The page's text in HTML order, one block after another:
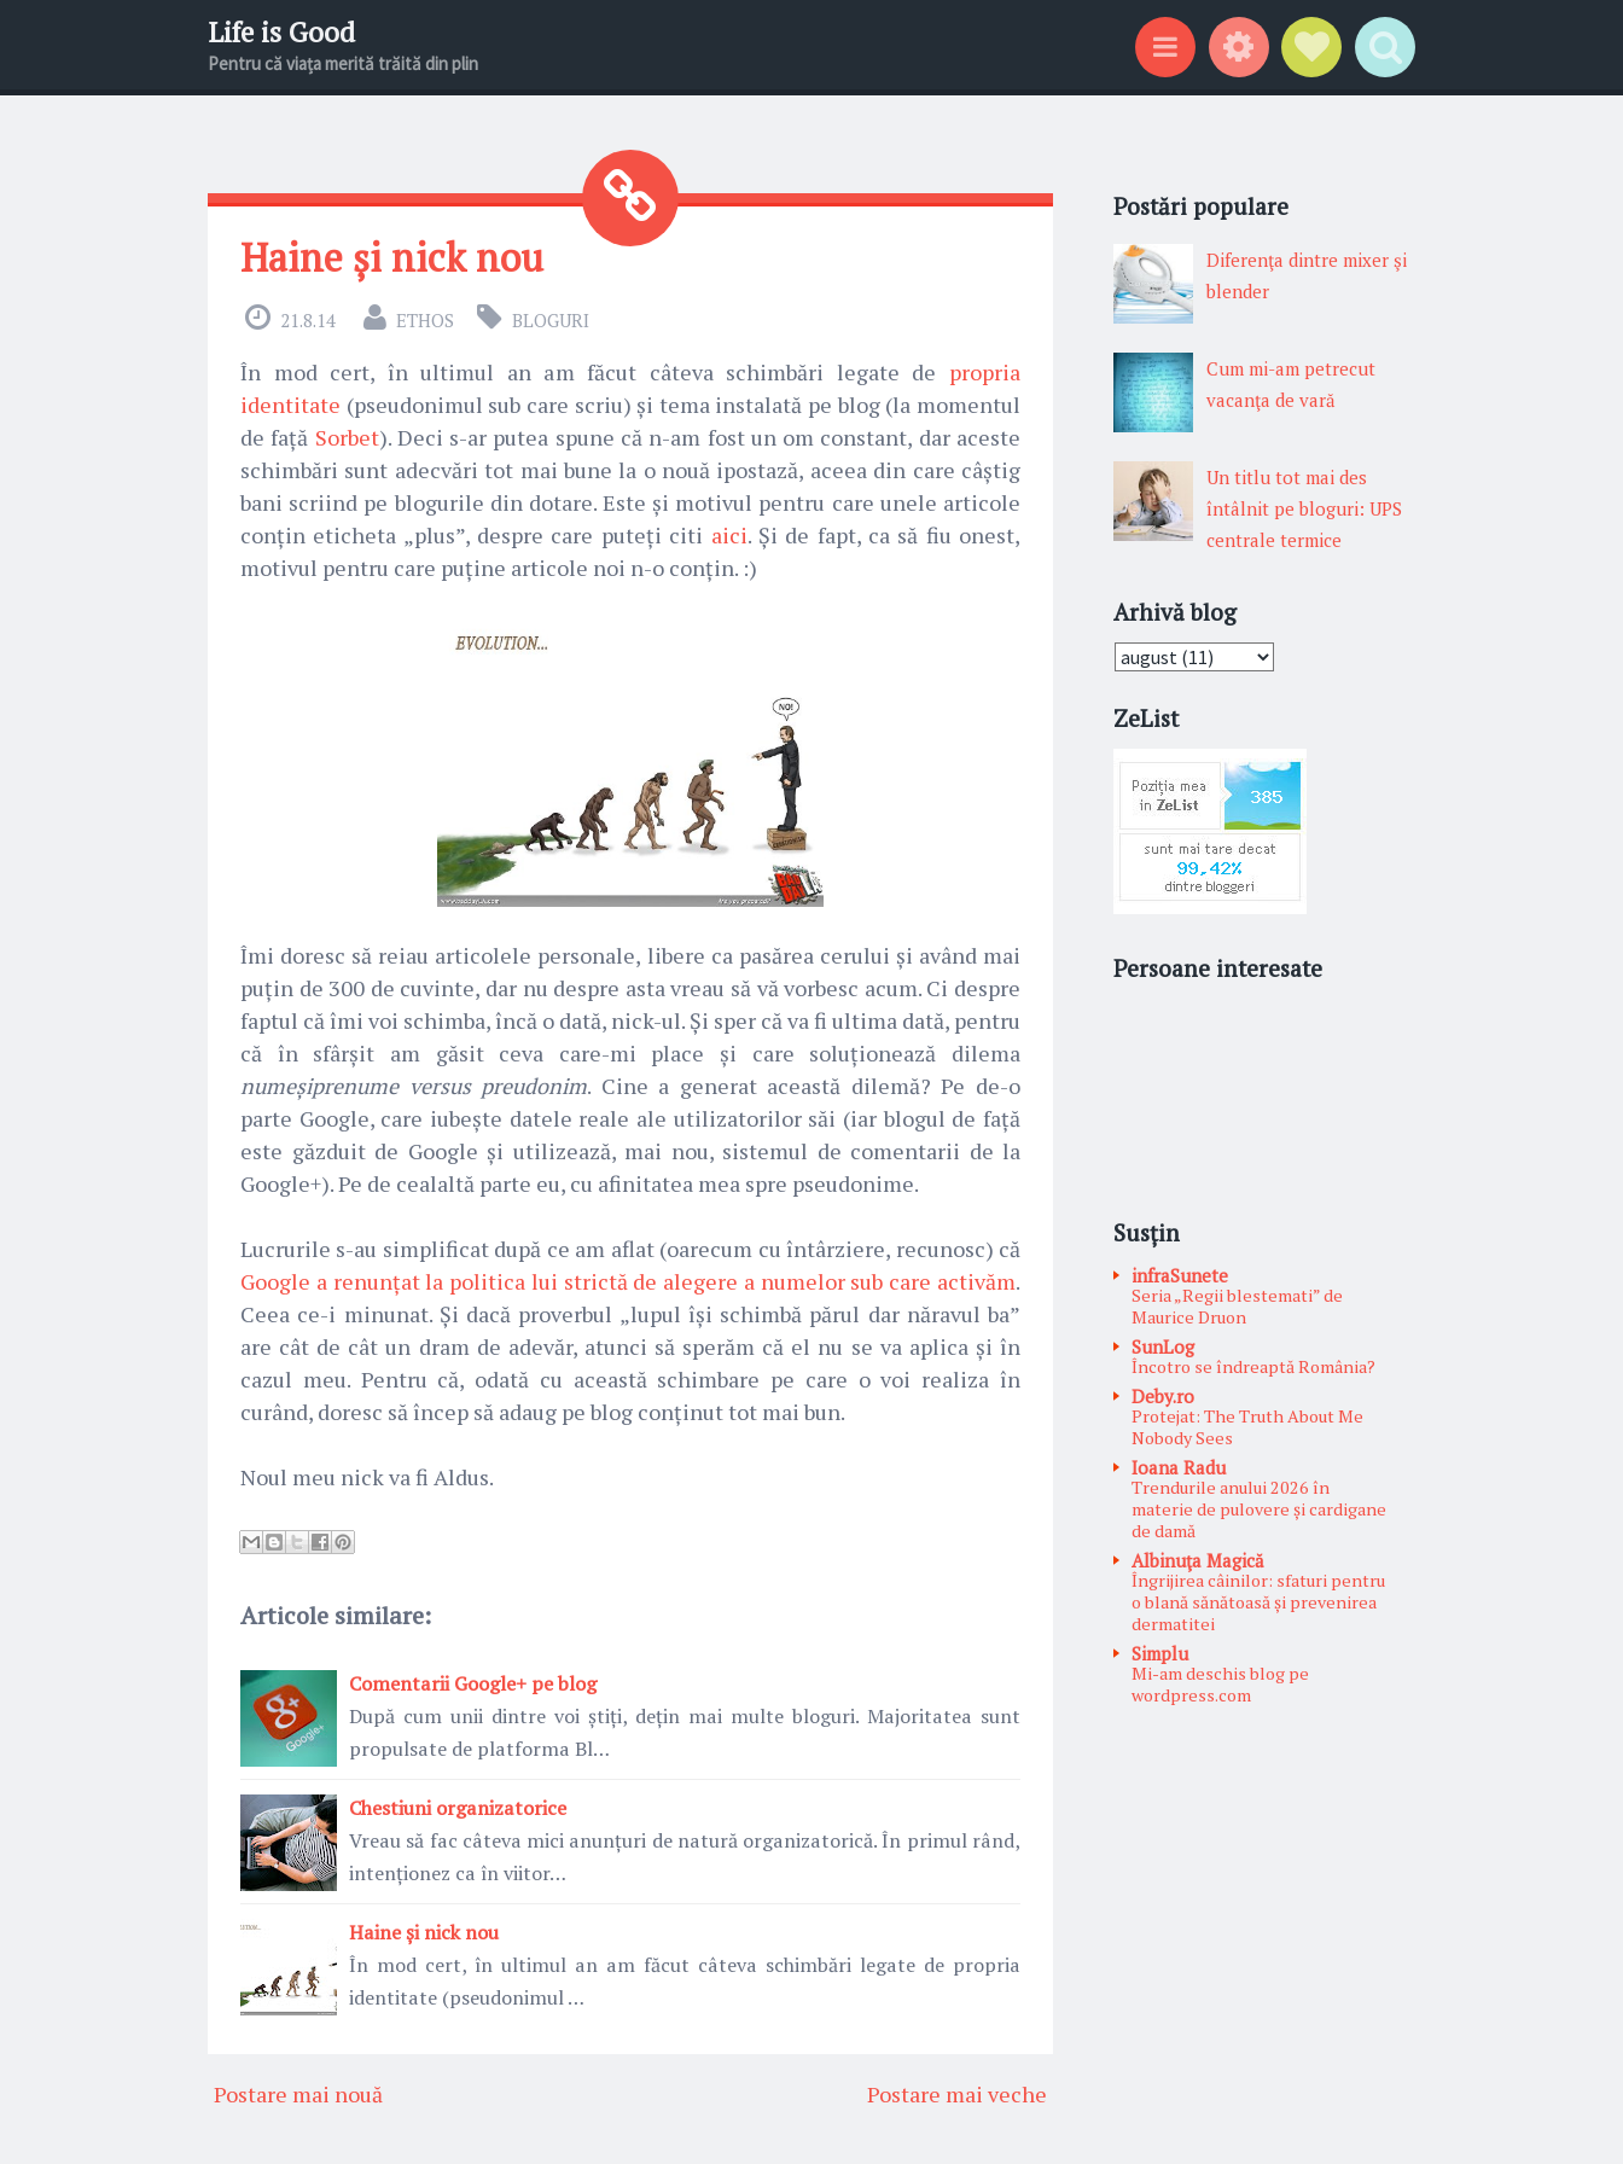
Life is Good
Pentru că viața merită trăită din plin
CategoriiGadgeturiProfil social
Search
Haine și nick nou
21.8.14 ETHOS BLOGURI
În mod cert, în ultimul an am făcut câteva schimbări legate de propria
identitate (pseudonimul sub care scriu) și tema instalată pe blog (la momentul
de față Sorbet). Deci s-ar putea spune că n-am fost un om constant, dar aceste
schimbări sunt adecvări tot mai bune la o nouă ipostază, aceea din care câștig
bani scriind pe blogurile din dotare. Este și motivul pentru care unele articole
conțin eticheta „plus”, despre care puteți citi aici. Și de fapt, ca să fiu onest,
motivul pentru care puține articole noi n-o conțin. :)
Îmi doresc să reiau articolele personale, libere ca pasărea cerului și având mai
puțin de 300 de cuvinte, dar nu despre asta vreau să vă vorbesc acum. Ci despre
faptul că îmi voi schimba, încă o dată, nick-ul. Și sper că va fi ultima dată, pentru
că în sfârșit am găsit ceva care-mi place și care soluționează dilema
numeșiprenume versus preudonim. Cine a generat această dilemă? Pe de-o
parte Google, care iubește datele reale ale utilizatorilor săi (iar blogul de față
este găzduit de Google și utilizează, mai nou, sistemul de comentarii de la
Google+). Pe de cealaltă parte eu, cu afinitatea mea spre pseudonime.
Lucrurile s-au simplificat după ce am aflat (oarecum cu întârziere, recunosc) că
Google a renunțat la politica lui strictă de alegere a numelor sub care activăm.
Ceea ce-i minunat. Și dacă proverbul „lupul își schimbă părul dar năravul ba”
are cât de cât un dram de adevăr, atunci să sperăm că el nu se va aplica și în
cazul meu. Pentru că, odată cu această schimbare pe care o voi realiza în
curând, doresc să încep să adaug pe blog conținut tot mai bun.
Noul meu nick va fi Aldus.
Articole similare:
Comentarii Google+ pe blog
După cum unii dintre voi știți, dețin mai multe bloguri. Majoritatea sunt
propulsate de platforma Bl…
Chestiuni organizatorice
Vreau să fac câteva mici anunțuri de natură organizatorică. În primul rând,
intenționez ca în viitor…
Haine și nick nou
În mod cert, în ultimul an am făcut câteva schimbări legate de propria
identitate (pseudonimul …
Postare mai nouă Postare mai veche
Postări populare
Diferenţa dintre mixer şi
blender
Cum mi-am petrecut
vacanţa de vară
Un titlu tot mai des
întâlnit pe bloguri: UPS
centrale termice
Arhivă blog
ZeList
Persoane interesate
Susțin
infraSunete
Seria „Regii blestemati” de
Maurice Druon
SunLog
Încotro se îndreaptă România?
Deby.ro
Protejat: The Truth About Me
Nobody Sees
Ioana Radu
Trendurile anului 2026 în
materie de pulovere și cardigane
de damă
Albinuţa Magică
Îngrijirea câinilor: sfaturi pentru
o blană sănătoasă și prevenirea
dermatitei
Simplu
Mi-am deschis blog pe
wordpress.com